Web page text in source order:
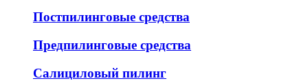
Постпилинговые средства
Предпилинговые средства
Салициловый пилинг